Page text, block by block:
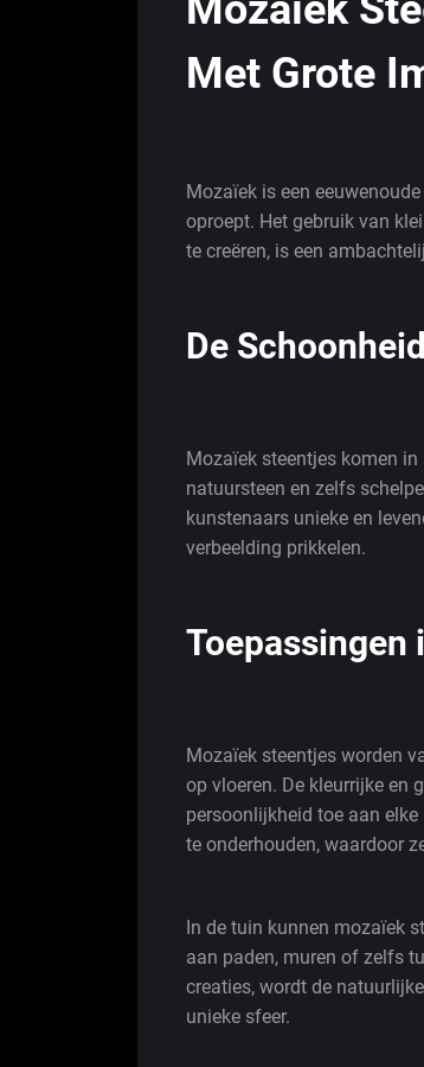
Met Grote
Mozaïek is een
oproept. Het gebruik van
te creëren, is een
De
Mozaïek steentjes komen
natuursteen en zelfs
kunstenaars unieke en
verbeelding prikkelen.
Toepassingen
Mozaïek steentjes worden
op vloeren. De kleurrijke en
persoonlijkheid toe aan
te onderhouden, waardoor
In de tuin kunnen mozaïek
aan paden, muren of zelfs
creaties, wordt de
unieke sfeer.